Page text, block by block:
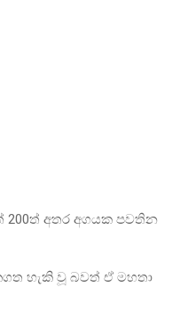
200ත් අතර අගයක පවතින
හැකි වූ බවත් ඒ මහතා